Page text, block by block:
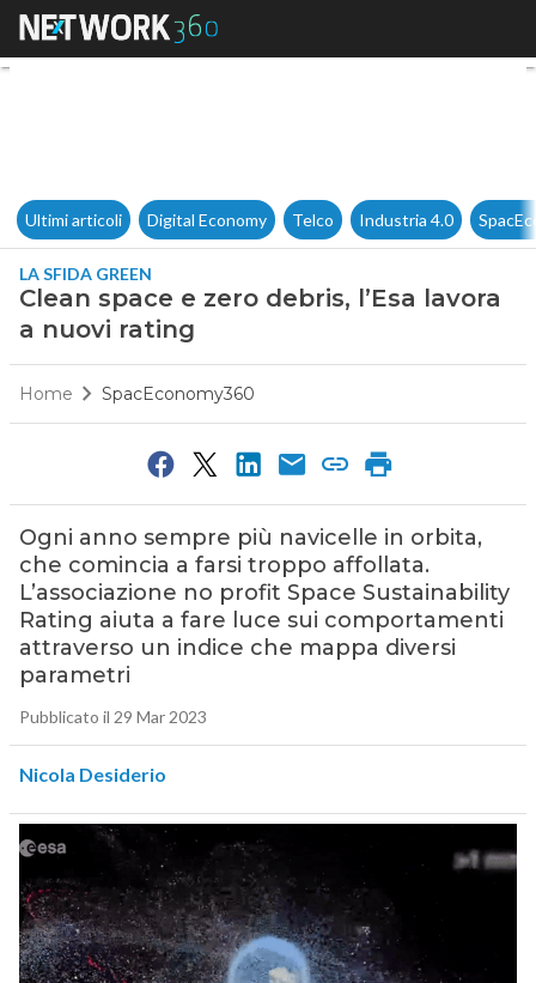
Clean space e zero debris,
Ultimi articoli Digital Economy Telco Industria 4.0
LA SFIDA GREEN
Clean space e zero debris, l’Esa lavora
a nuovi rating
Home SpacEconomy360
Ogni anno sempre più navicelle in orbita,
che comincia a farsi troppo affollata.
L’associazione no profit Space Sustainability
Rating aiuta a fare luce sui comportamenti
attraverso un indice che mappa diversi
parametri
Pubblicato il 29 Mar 2023
Nicola Desiderio